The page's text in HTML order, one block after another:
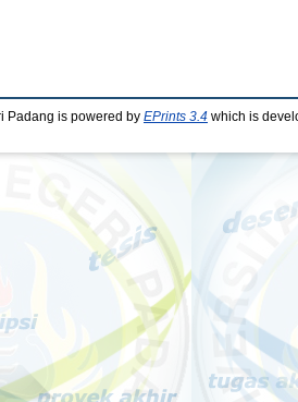
Padang is powered by EPrints 3.4 which is